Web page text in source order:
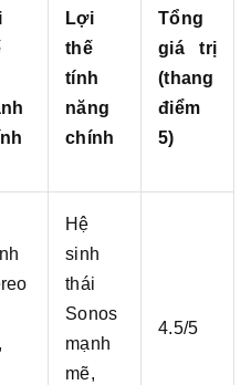
Lợi
thế
tính
năng
chính
Tổng
giá trị
(thang
điểm
5)
Hệ
sinh
thái
Sonos
mạnh
mẽ,
4.5/5